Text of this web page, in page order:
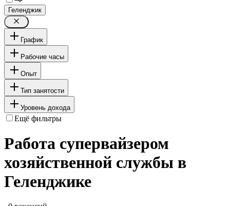
Геленджик
График
Рабочие часы
Опыт
Тип занятости
Уровень дохода
Ещё фильтры
Работа супервайзером
хозяйственной службы в
Геленджике